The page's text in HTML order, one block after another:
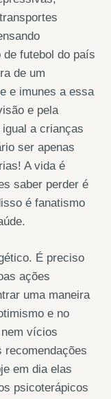
de futebol do país
de um
e imunes a essa
e pela
a crianças
ser apenas
A vida é
saber perder é
é fanatismo
É preciso
ações
uma maneira
e no
vícios
recomendações
em dia elas
psicoterápicos